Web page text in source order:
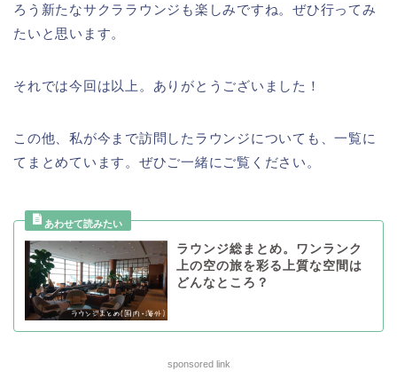
ろう新たなサクララウンジも楽しみですね。ぜひ行ってみ
たいと思います。
それでは今回は以上。ありがとうございました！
この他、私が今まで訪問したラウンジについても、一覧に
てまとめています。ぜひご一緒にご覧ください。
ラウンジ総まとめ。ワンランク
上の空の旅を彩る上質な空間は
どんなところ？
sponsored link